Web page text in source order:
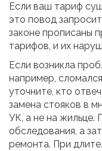
Если ваш тариф
это повод
законе прописаны
тарифов, и их
Если возникла
например,
уточните, кто
замена стояков в
УК, а не на жильце.
обследования, а
ремонта. При